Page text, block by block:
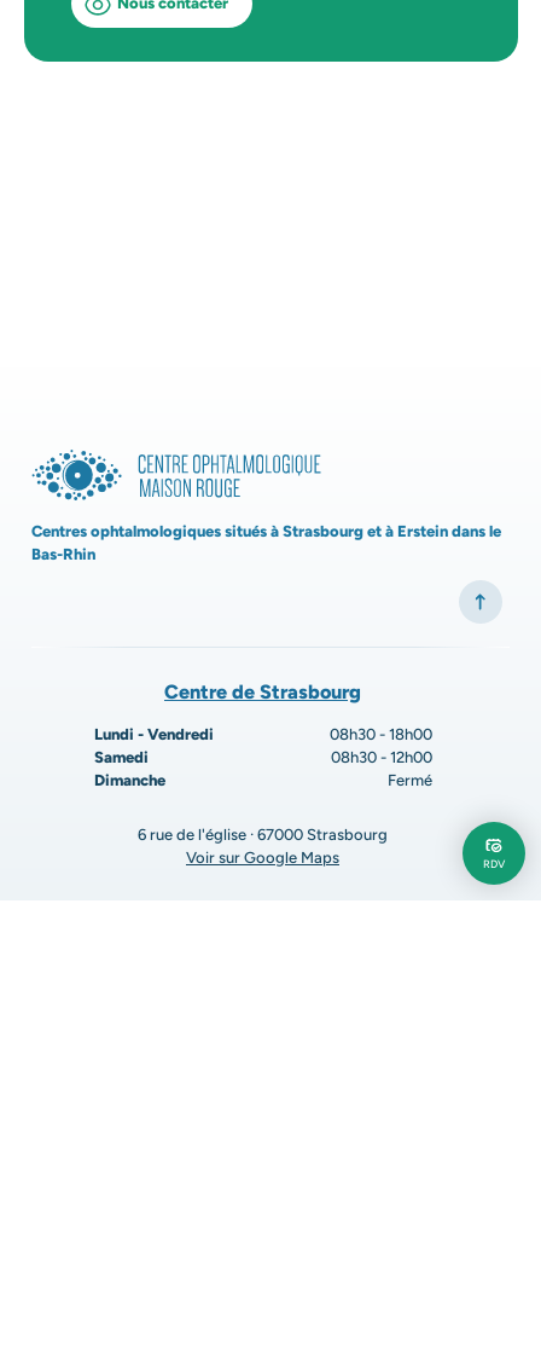
RDV
Centres ophtalmologiques situés à Strasbourg et à Erstein dans le
Bas-Rhin
Centre de Strasbourg
Lundi - Vendredi
08h30 - 18h00
Samedi
08h30 - 12h00
Dimanche
Fermé
6 rue de l'église · 67000 Strasbourg
Voir sur Google Maps